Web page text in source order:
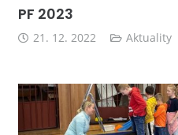
PF 2023
21. 12. 2022 Aktuality